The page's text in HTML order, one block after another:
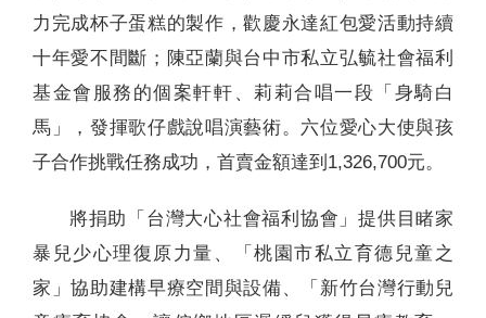
力完成杯子蛋糕的製作，歡慶永達紅包愛活動持續
十年愛不間斷；陳亞蘭與台中市私立弘毓社會福利
基金會服務的個案軒軒、莉莉合唱一段「身騎白
馬」，發揮歌仔戲說唱演藝術。六位愛心大使與孩
子合作挑戰任務成功，首賣金額達到1,326,700元。
將捐助「台灣大心社會福利協會」提供目睹家
暴兒少心理復原力量、「桃園市私立育德兒童之
家」協助建構早療空間與設備、「新竹台灣行動兒